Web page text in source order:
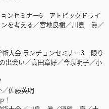
ンセミナー6 アトピックドライ
ンを考える／宮地良樹／川島 眞／
大会 ランチョンセミナー3 限り
出会い／高田章好／今泉明子／小
佐藤英明